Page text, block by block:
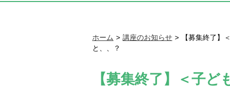
ホーム 講座のお知らせ
【募集終了】
と、、？
【募集終了】＜子